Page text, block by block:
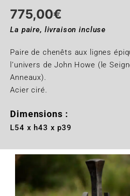
775,00€
La paire, livraison incluse
Paire de chenêts aux lignes
l’univers de John Howe (le
Anneaux).
Acier ciré.
Dimensions :
L54 x h43 x p39